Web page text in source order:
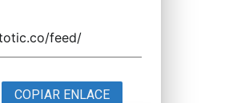
COPIAR ENLACE